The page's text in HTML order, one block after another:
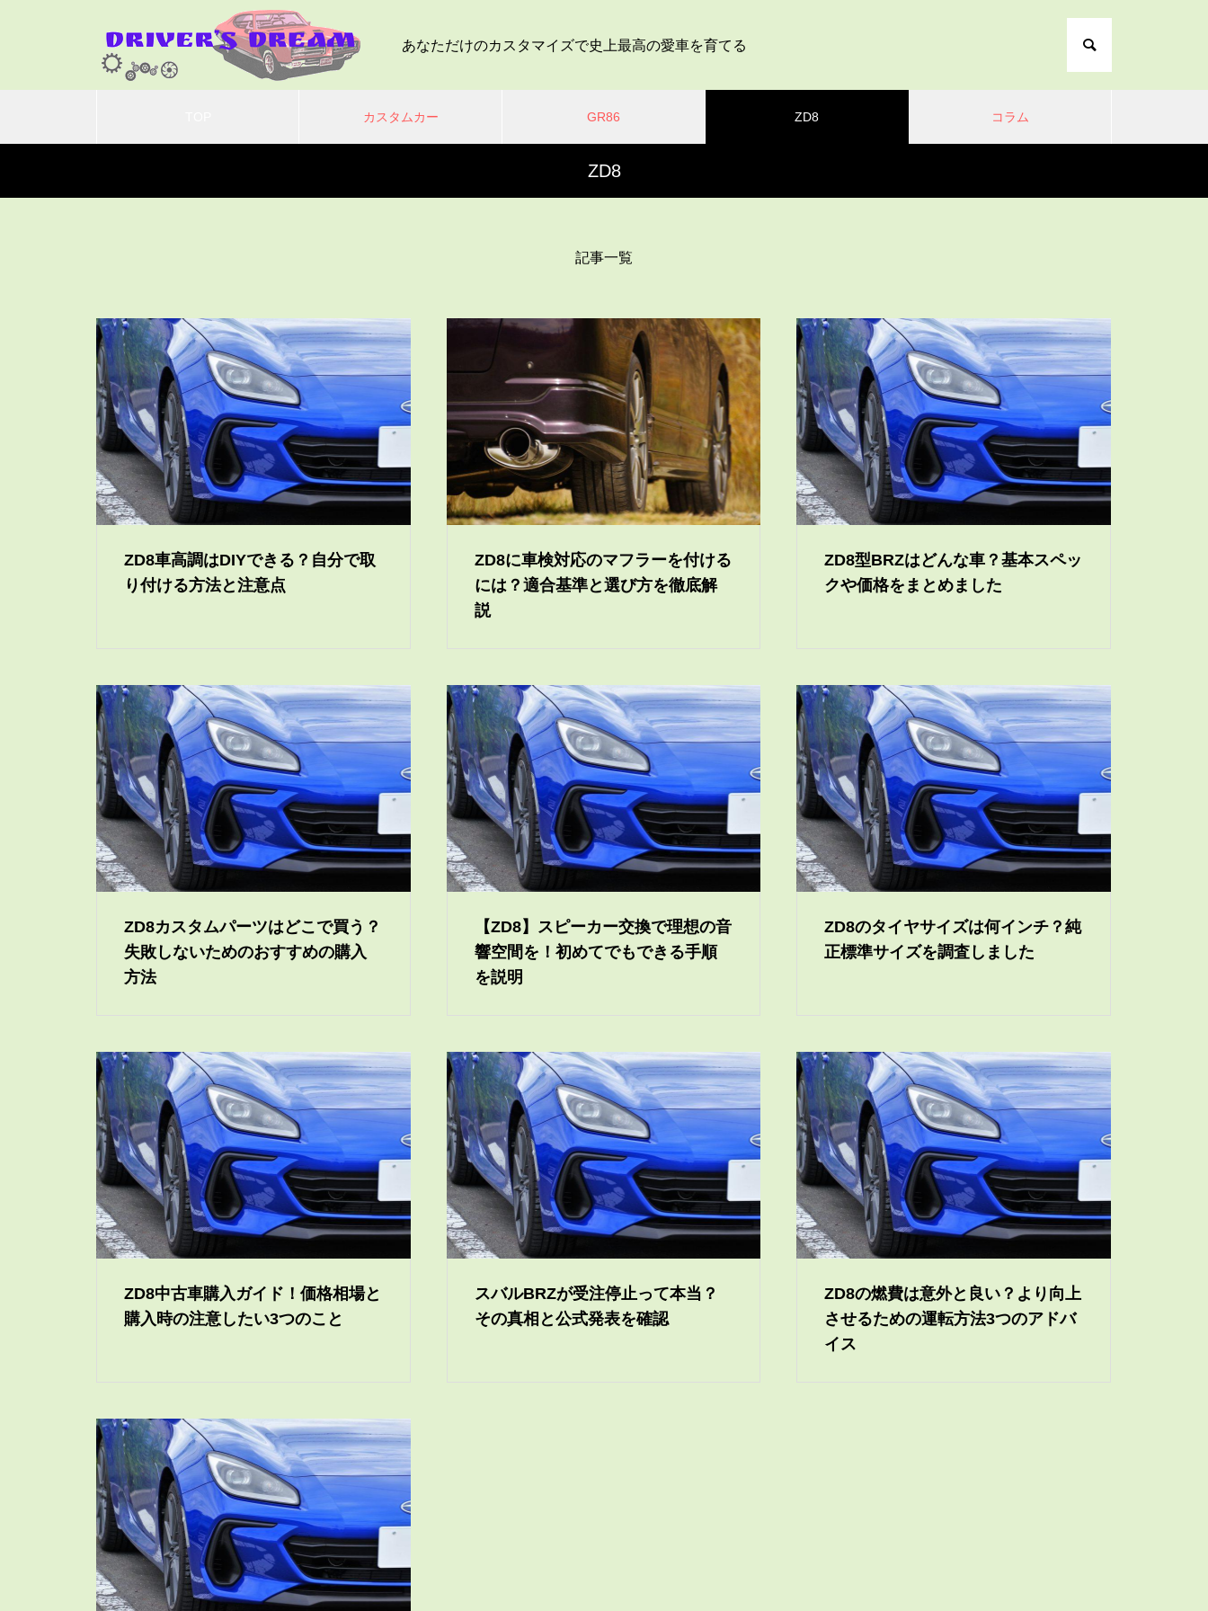
あなただけのカスタマイズで史上最高の愛車を育てる
カスタムカー GR86 ZD8 コラム
ZD8
記事一覧
ZD8車高調はDIYできる？自分で取
り付ける方法と注意点
ZD8に車検対応のマフラーを付ける
には？適合基準と選び方を徹底解
説
ZD8型BRZはどんな車？基本スペッ
クや価格をまとめました
ZD8カスタムパーツはどこで買う？
失敗しないためのおすすめの購入
方法
【ZD8】スピーカー交換で理想の音
響空間を！初めてでもできる手順
を説明
ZD8のタイヤサイズは何インチ？純
正標準サイズを調査しました
ZD8中古車購入ガイド！価格相場と
購入時の注意したい3つのこと
スバルBRZが受注停止って本当？
その真相と公式発表を確認
ZD8の燃費は意外と良い？より向上
させるための運転方法3つのアドバ
イス